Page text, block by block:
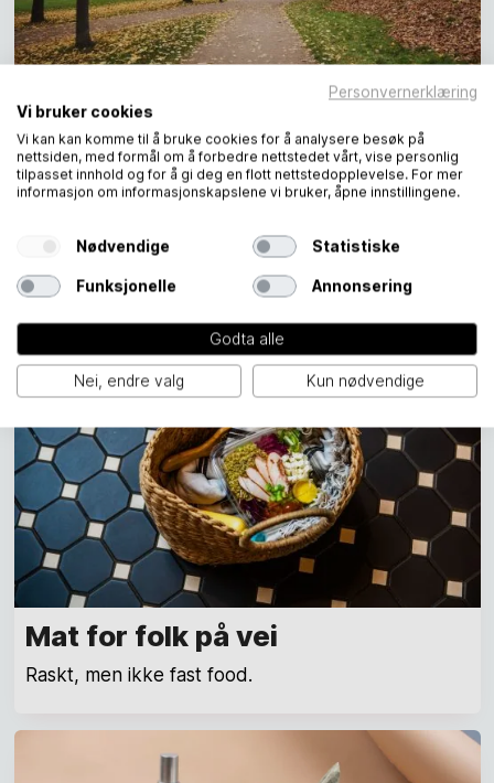
Utforsk Oslo i høstferien
Lufta er klar, det er kaldere ute, og plutselig er
det ganske lenge siden det var sommerferie. Ja,
høsten er her. For noen betyr det også at det er
høstferie. Hva med å bruke den til å utforske
Oslo?
Mat for folk på vei
Raskt, men ikke fast food.
Personvernerklæring
Vi bruker cookies
Vi kan kan komme til å bruke cookies for å analysere besøk på
nettsiden, med formål om å forbedre nettstedet vårt, vise personlig
tilpasset innhold og for å gi deg en flott nettstedopplevelse. For mer
informasjon om informasjonskapslene vi bruker, åpne innstillingene.
Nødvendige Statistiske
Funksjonelle Annonsering
Godta alle
Nei, endre valg Kun nødvendige